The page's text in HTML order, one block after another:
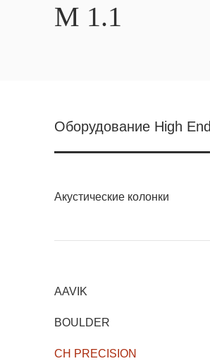
М 1.1
Оборудование High End
Акустические колонки
AAVIK
BOULDER
CH PRECISION